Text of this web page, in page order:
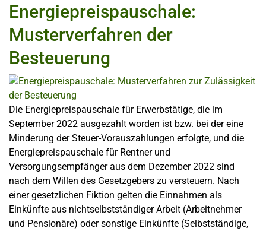
Energiepreispauschale:
Musterverfahren der
Besteuerung
Die Energiepreispauschale für Erwerbstätige, die im
September 2022 ausgezahlt worden ist bzw. bei der eine
Minderung der Steuer-Vorauszahlungen erfolgte, und die
Energiepreispauschale für Rentner und
Versorgungsempfänger aus dem Dezember 2022 sind
nach dem Willen des Gesetzgebers zu versteuern. Nach
einer gesetzlichen Fiktion gelten die Einnahmen als
Einkünfte aus nichtselbstständiger Arbeit (Arbeitnehmer
und Pensionäre) oder sonstige Einkünfte (Selbstständige,